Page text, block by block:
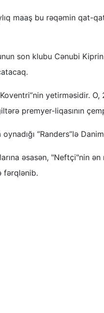
maaş bu rəqəmin qat-
son klubu Cənubi
yetirməsidir.
premyer-liqasının
“Randers”lə
əsasən, "Neftçi"nin ən
fərqlənib.